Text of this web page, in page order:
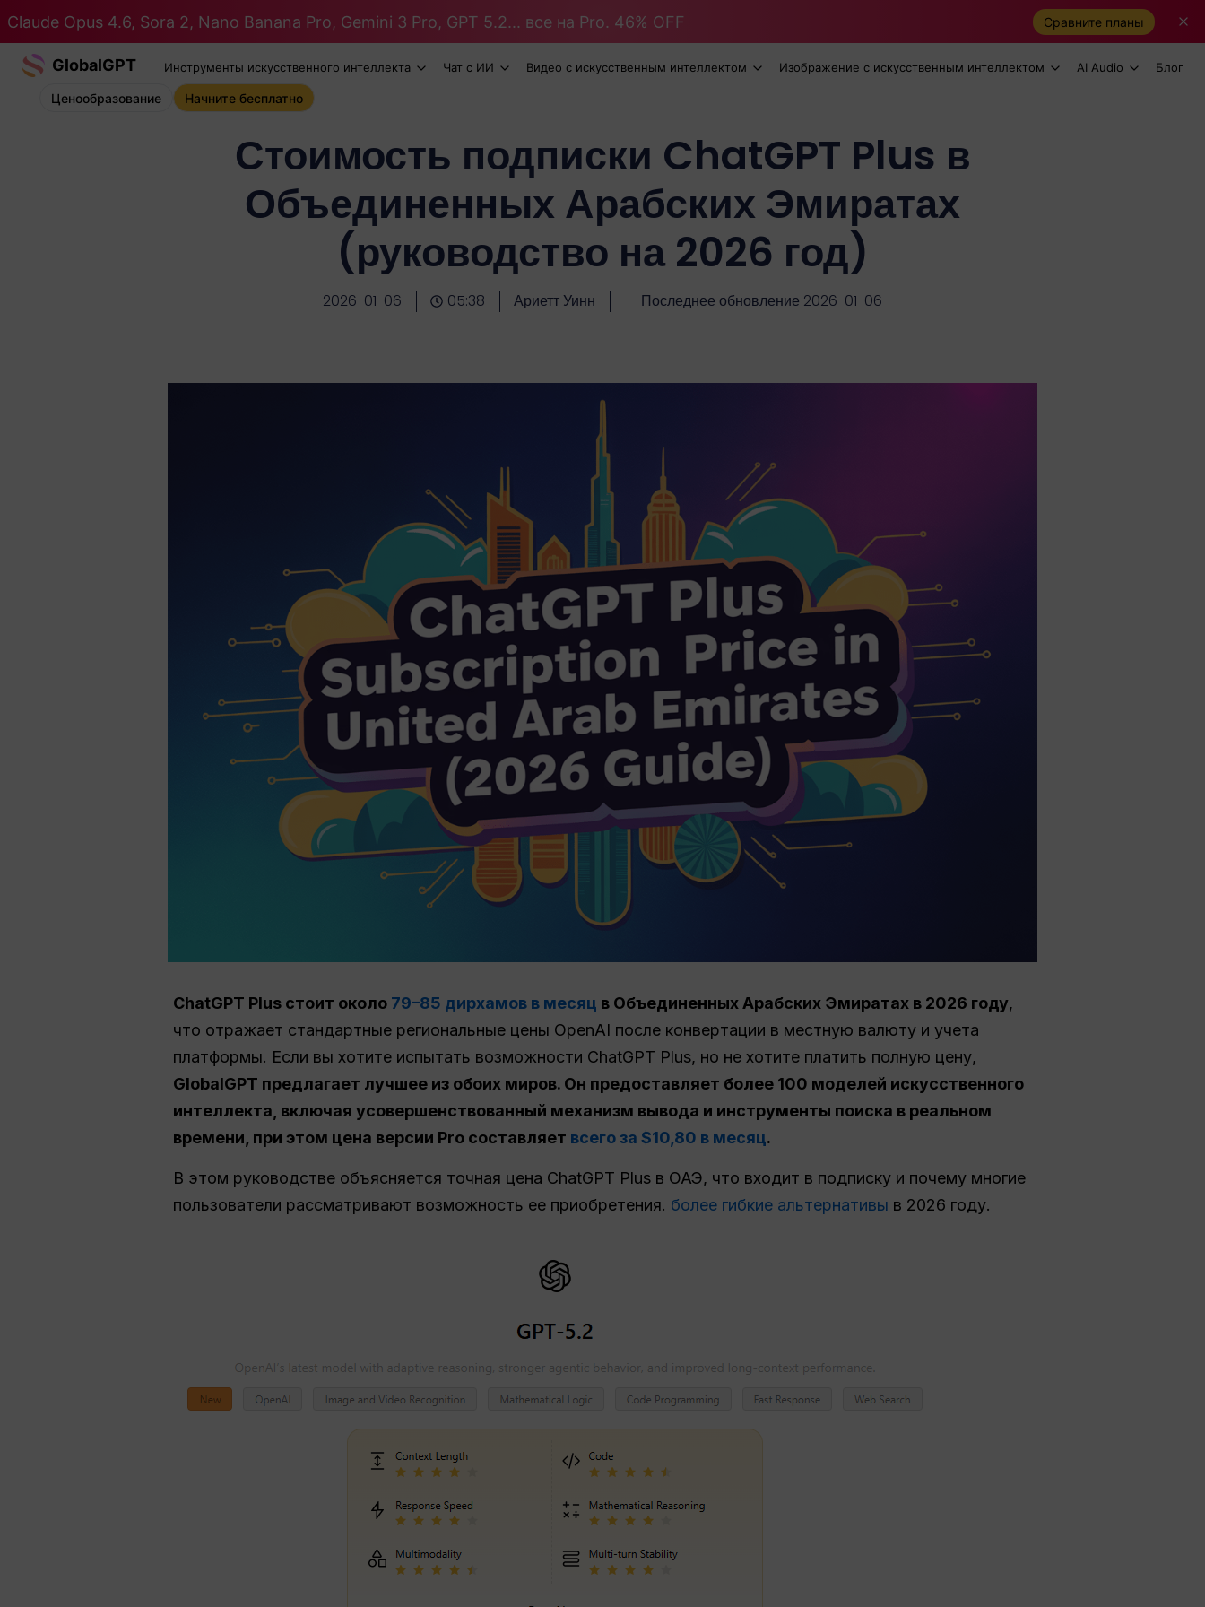
Claude Opus 4.6, Sora 2, Nano Banana Pro, Gemini 3 Pro, GPT 5.2... все на Pro. 46% OFF Сравните планы
GlobalGPT Инструменты искусственного интеллекта Чат с ИИ Видео с искусственным интеллектом Изображение с искусственным интеллектом AI Audio Блог
Ценообразование Начните бесплатно
Стоимость подписки ChatGPT Plus в
Объединенных Арабских Эмиратах
(руководство на 2026 год)
2026-01-06 05:38 Ариетт Уинн Последнее обновление 2026-01-06
ChatGPT Plus стоит около 79–85 дирхамов в месяц в Объединенных Арабских Эмиратах в 2026 году,
что отражает стандартные региональные цены OpenAI после конвертации в местную валюту и учета
платформы. Если вы хотите испытать возможности ChatGPT Plus, но не хотите платить полную цену,
GlobalGPT предлагает лучшее из обоих миров. Он предоставляет более 100 моделей искусственного
интеллекта, включая усовершенствованный механизм вывода и инструменты поиска в реальном
времени, при этом цена версии Pro составляет всего за $10,80 в месяц.
В этом руководстве объясняется точная цена ChatGPT Plus в ОАЭ, что входит в подписку и почему многие
пользователи рассматривают возможность ее приобретения. более гибкие альтернативы в 2026 году.